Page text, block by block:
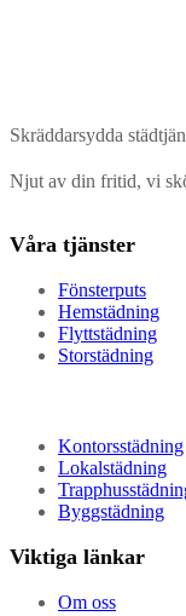
Skräddarsydda
Njut av din fritid, vi
Våra tjänster
Fönsterputs
Hemstädning
Flyttstädning
Storstädning
Kontorsstädning
Lokalstädning
Byggstädning
Viktiga länkar
Om oss